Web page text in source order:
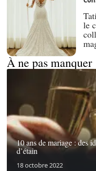
le
À ne pas manquer
10 ans de mariage : des
d’étain
18 octobre 2022